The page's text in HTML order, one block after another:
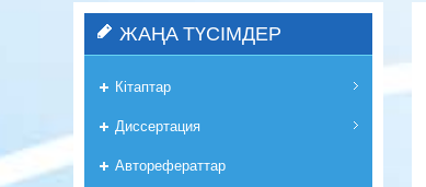
ЖАҢА ТҮСІМДЕР
Кітаптар
Диссертация
Авторефераттар